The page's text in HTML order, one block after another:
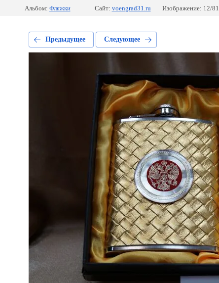
Альбом: Фляжки Сайт: voengrad31.ru Изображение: 12/81
Предыдущее Следующее